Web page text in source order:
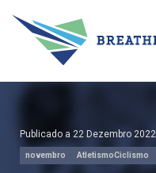
Publicado a 22 Dezembro 2022
novembro AtletismoCiclismo